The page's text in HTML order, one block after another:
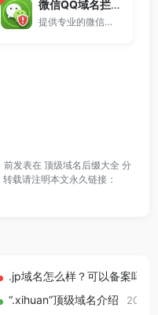
微信QQ域名拦截检测
提供专业的微信拦截检测、QQ拦截检测、域名被墙检测服务，一键查询网站是否被封、被拦截或被限制访问。
前发表在 顶级域名后缀大全 分
载请注明本文永久链接：
.jp域名怎么样？可以备案吗
“.xihuan”顶级域名介绍